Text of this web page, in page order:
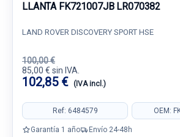
LLANTA FK721007JB LR070382
LAND ROVER DISCOVERY SPORT HSE
100,00 €
85,00 € sin IVA.
102,85 € (IVA incl.)
Ref: 6484579 OEM:
Garantía 1 año Envío 24-48h